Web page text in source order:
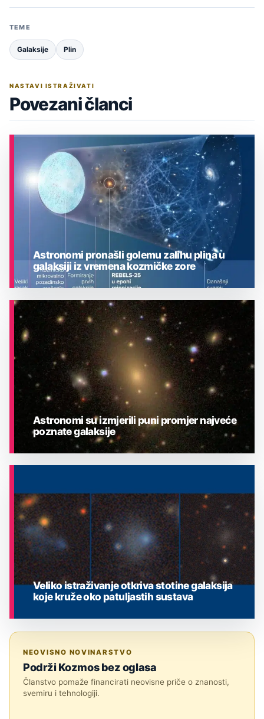
TEME
Galaksije Plin
NASTAVI ISTRAŽIVATI
Povezani članci
ASTRONOMIJA
Astronomi pronašli golemu zalihu plina u
galaksiji iz vremena kozmičke zore
Astronomi su izmjerili puni promjer najveće
poznate galaksije
Veliko istraživanje otkriva stotine galaksija
koje kruže oko patuljastih sustava
NEOVISNO NOVINARSTVO
Podrži Kozmos bez oglasa
Članstvo pomaže financirati neovisne priče o znanosti,
svemiru i tehnologiji.